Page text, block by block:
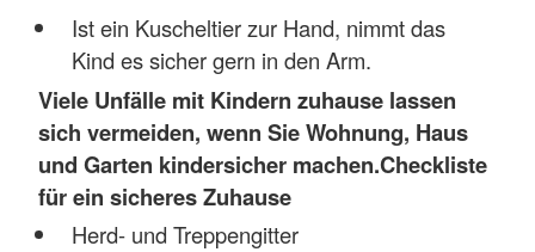
Ist ein Kuscheltier zur Hand, nimmt das
Kind es sicher gern in den Arm.
Viele Unfälle mit Kindern zuhause lassen
sich vermeiden, wenn Sie Wohnung, Haus
und Garten kindersicher machen.Checkliste
für ein sicheres Zuhause
Herd- und Treppengitter